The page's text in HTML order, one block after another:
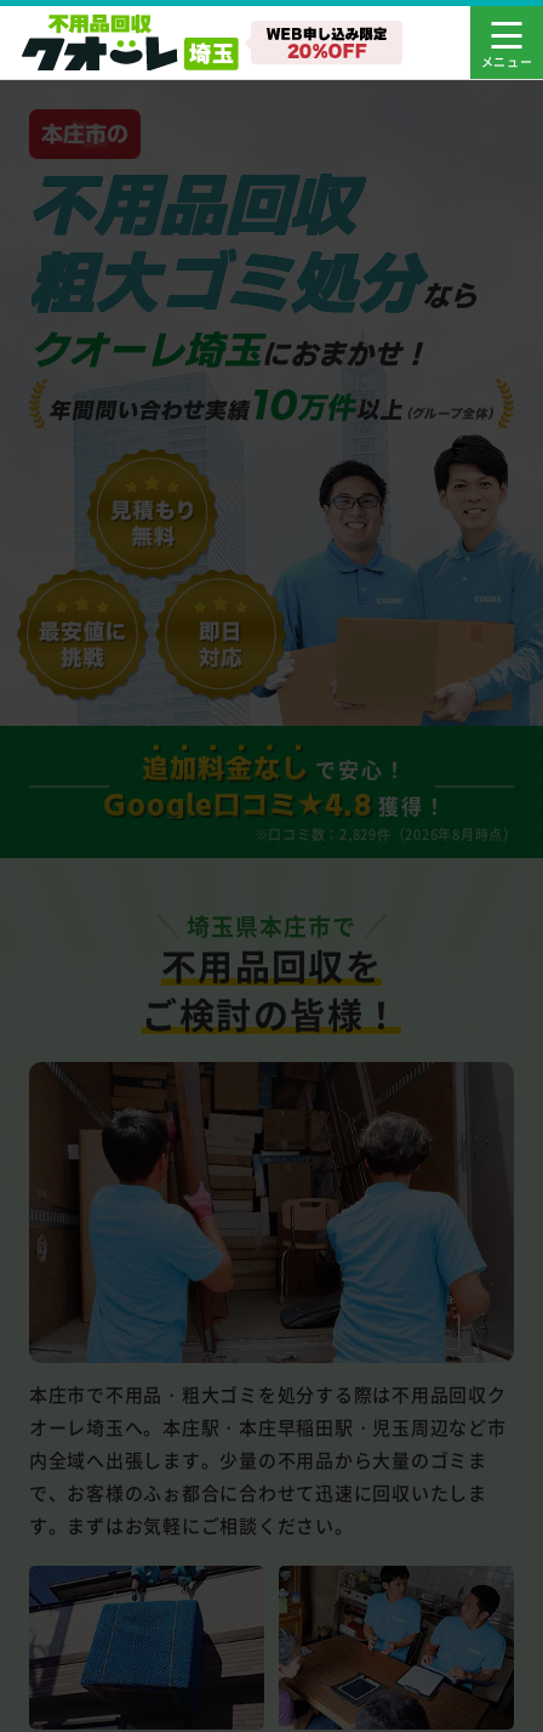
本庄市の
不用品回収
粗大ゴミ処分なら
クオーレ埼玉におまかせ！
追加料金なし で安心！
Google口コミ★4.8 獲得！
※口コミ数：2,829件（2026年8月時点）
埼玉県本庄市で
不用品回収を
ご検討の皆様！
本庄市で不用品・粗大ゴミを処分する際は不用品回収ク
オーレ埼玉へ。本庄駅・本庄早稲田駅・児玉周辺など市
内全域へ出張します。少量の不用品から大量のゴミま
で、お客様のふぉ都合に合わせて迅速に回収いたしま
す。まずはお気軽にご相談ください。